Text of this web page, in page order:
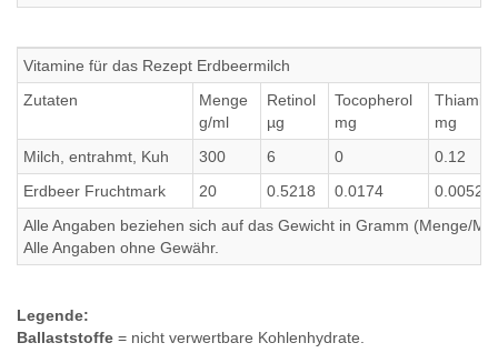
Vitamine für das Rezept Erdbeermilch
Zutaten
Menge
g/ml
Retinol
µg
Tocopherol
mg
Thiamin
mg
Milch, entrahmt, Kuh
300 6 0
0.12
Erdbeer Fruchtmark
20 0.5218 0.0174
0.0052
Alle Angaben beziehen sich auf das Gewicht in Gramm (Menge/
Alle Angaben ohne Gewähr.
Legende:
Ballaststoffe = nicht verwertbare Kohlenhydrate.